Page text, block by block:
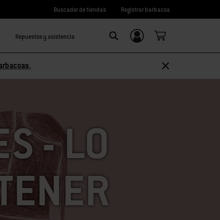
Buscador de tiendas Registrar barbacoa
Repuestos y asistencia
Iniciar sesión/
registrarme
- LO